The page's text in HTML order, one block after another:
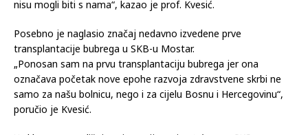
nisu mogli biti s nama“, kazao je prof. Kvesić.
Posebno je naglasio značaj nedavno izvedene prve
transplantacije bubrega u SKB-u Mostar.
„Ponosan sam na prvu transplantaciju bubrega jer ona
označava početak nove epohe razvoja zdravstvene skrbi ne
samo za našu bolnicu, nego i za cijelu Bosnu i Hercegovinu“,
poručio je Kvesić.